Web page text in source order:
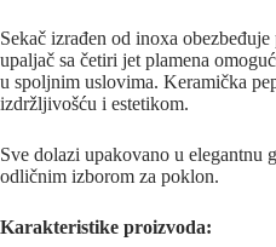
Sekač izrađen od inoxa
upaljač sa četiri jet plamena
u spoljnim uslovima. Keramička
izdržljivošću i estetikom.
Sve dolazi upakovano u elegantnu
odličnim izborom za poklon.
Karakteristike proizvoda: